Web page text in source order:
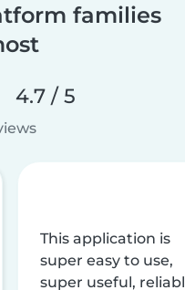
families
4.7 / 5
This application is
super easy to use,
super useful,